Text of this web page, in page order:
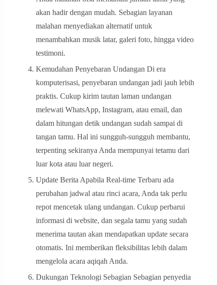
akan hadir dengan mudah. Sebagian layanan
malahan menyediakan alternatif untuk
menambahkan musik latar, galeri foto, hingga video
testimoni.
Kemudahan Penyebaran Undangan Di era
komputerisasi, penyebaran undangan jadi jauh lebih
praktis. Cukup kirim tautan laman undangan
melewati WhatsApp, Instagram, atau email, dan
dalam hitungan detik undangan sudah sampai di
tangan tamu. Hal ini sungguh-sungguh membantu,
terpenting sekiranya Anda mempunyai tetamu dari
luar kota atau luar negeri.
Update Berita Apabila Real-time Terbaru ada
perubahan jadwal atau rinci acara, Anda tak perlu
repot mencetak ulang undangan. Cukup perbarui
informasi di website, dan segala tamu yang sudah
menerima tautan akan mendapatkan update secara
otomatis. Ini memberikan fleksibilitas lebih dalam
mengelola acara aqiqah Anda.
Dukungan Teknologi Sebagian Sebagian penyedia